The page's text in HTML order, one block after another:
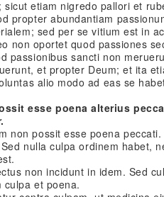
etiam nigredo pallori et
propter abundantiam
sed per se vitium est in
non oportet quod passiones
passionibus sancti non
et propter Deum; et ita
alio modo ad eas se
esse poena alterius
non possit esse poena
nulla culpa ordinem habet,
non incidunt in idem. Sed
culpa et poena.